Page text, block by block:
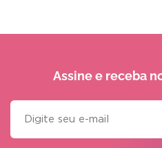
Assine e receba